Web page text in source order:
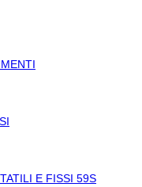
E FISSI 59S